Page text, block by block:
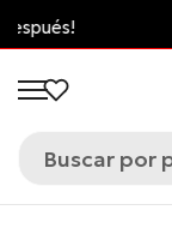
Saltar
al
contenido
Envío gratis